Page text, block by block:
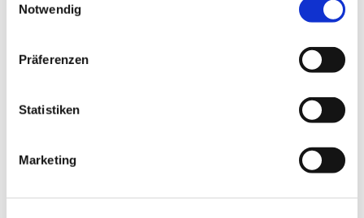
Notwendig
Präferenzen
Statistiken
Marketing
DAS KÖNNTE DICH AUCH